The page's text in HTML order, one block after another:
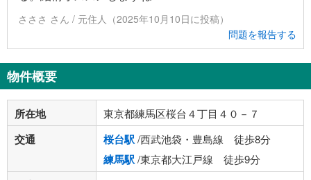
さささ さん / 元住人（2025年10月10日に投稿）
問題を報告する
物件概要
所在地 東京都練馬区桜台４丁目４０－７
交通 桜台駅/西武池袋・豊島線 徒歩8分
練馬駅/東京都大江戸線 徒歩9分